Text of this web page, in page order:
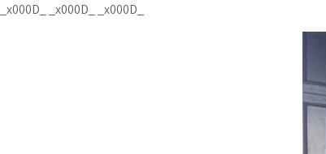
_x000D_ _x000D_ _x000D_